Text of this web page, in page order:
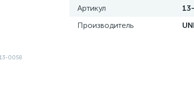
Артикул
Производитель